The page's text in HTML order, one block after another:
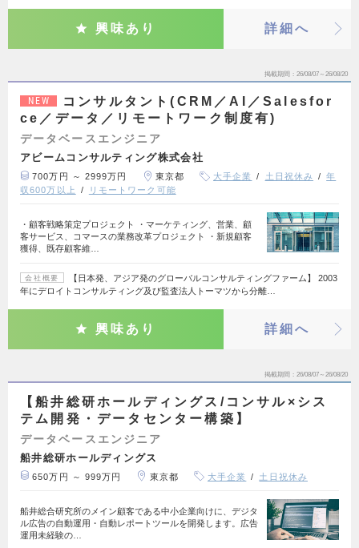
興味あり 詳細へ
掲載期間 26/08/07～26/08/20
NEW
コンサルタント(CRM／AI／Salesfor
ce／データ／リモートワーク制度有)
データベースエンジニア
アビームコンサルティング株式会社
700万円 ～ 2999万円 東京都 大手企業 土日祝休み
年
収600万以上
リモートワーク可能
・顧客戦略策定プロジェクト ・マーケティング、営業、顧
客サービス、コマースの業務改革プロジェクト ・新規顧客
獲得、既存顧客維…
会社概要
【日本発、アジア発のグローバルコンサルティングファーム】 2003
年にデロイトコンサルティング及び監査法人トーマツから分離…
興味あり 詳細へ
掲載期間 26/08/07～26/08/20
【船井総研ホールディングス/コンサル×シス
テム開発・データセンター構築】
データベースエンジニア
船井総研ホールディングス
650万円 ～ 999万円 東京都 大手企業 土日祝休み
船井総合研究所のメイン顧客である中小企業向けに、デジタ
ル広告の自動運用・自動レポートツールを開発します。広告
運用未経験の…